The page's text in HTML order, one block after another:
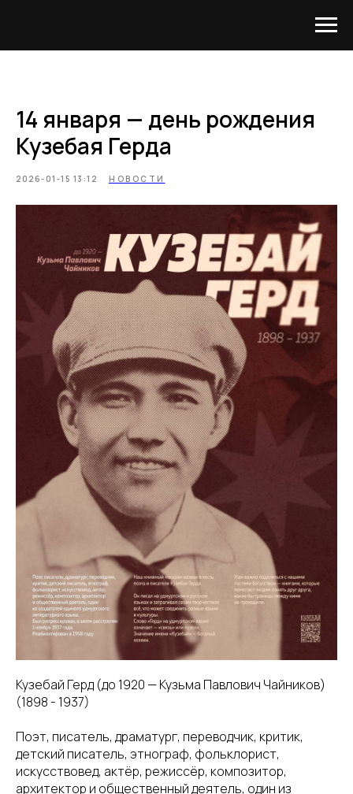
14 января — день рождения
Кузебая Герда
2026-01-15 13:12 НОВОСТИ
Кузебай Герд (до 1920 — Кузьма Павлович Чайников)
(1898 - 1937)
Поэт, писатель, драматург, переводчик, критик,
детский писатель, этнограф, фольклорист,
искусствовед, актёр, режиссёр, композитор,
архитектор и общественный деятель, один из